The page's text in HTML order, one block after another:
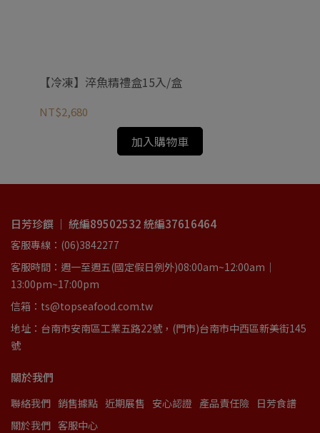
【冷凍】淬魚精禮盒15入/盒
NT$2,680
加入購物車
日芳珍饌 ｜ 統編89502532 統編37616464
客服專線：(06)3842277
客服時間：週一至週五(國定假日例外)08:00am~12:00am｜
13:00pm~17:00pm
信箱：ts@topseafood.com.tw
地址：台南市安南區工業五路22號，(門市)台南市中西區新美街145
號
關於我們
聯絡我們 銷售據點 近期展售 安心認證 產品責任險 日芳食譜
關於我們 客服中心